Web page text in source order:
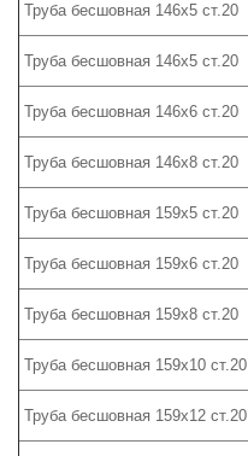
Труба бесшовная 146х5 ст.20
Труба бесшовная 146х5 ст.20
Труба бесшовная 146х6 ст.20
Труба бесшовная 146х8 ст.20
Труба бесшовная 159х5 ст.20
Труба бесшовная 159х6 ст.20
Труба бесшовная 159х8 ст.20
Труба бесшовная 159х10 ст.20
Труба бесшовная 159х12 ст.20